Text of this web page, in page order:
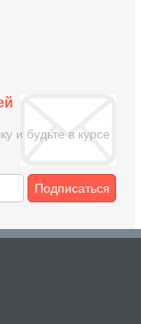
и будьте в курсе
Подписаться